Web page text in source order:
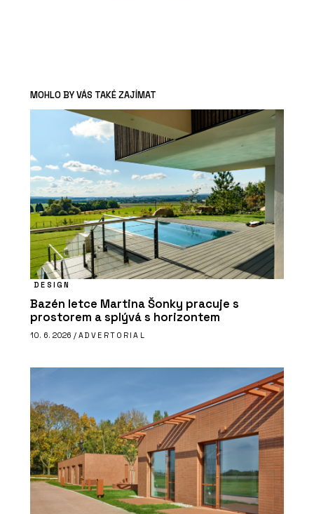
MOHLO BY VÁS TAKÉ ZAJÍMAT
DESIGN
Bazén letce Martina Šonky pracuje s
prostorem a splývá s horizontem
10. 6. 2026 / ADVERTORIAL